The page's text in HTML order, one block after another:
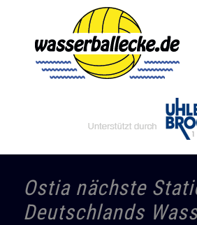
Ostia nächste
Deutschlands